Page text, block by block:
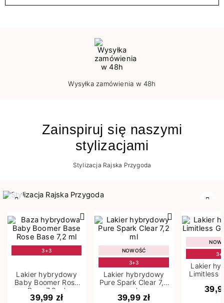
Wysyłka zamówienia w 48h
Zainspiruj się naszymi
stylizacjami
Stylizacja Rajska Przygoda
3+3
Lakier hybrydowy
Baby Boomer Rose
Base 7,2 ml
39,99 zł
NOWOŚĆ
3+3
Lakier hybrydowy
Pure Spark Clear 7,2
ml
39,99 zł
Lakier
Limitless